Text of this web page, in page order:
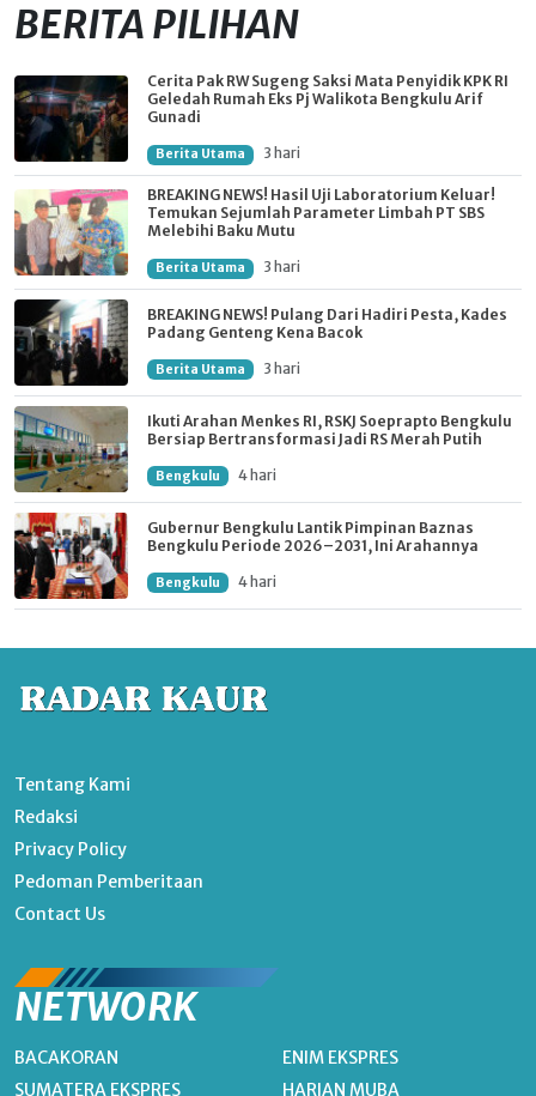
BERITA PILIHAN
Cerita Pak RW Sugeng Saksi Mata Penyidik KPK RI
Geledah Rumah Eks Pj Walikota Bengkulu Arif
Gunadi
Berita Utama 3 hari
BREAKING NEWS! Hasil Uji Laboratorium Keluar!
Temukan Sejumlah Parameter Limbah PT SBS
Melebihi Baku Mutu
Berita Utama 3 hari
BREAKING NEWS! Pulang Dari Hadiri Pesta, Kades
Padang Genteng Kena Bacok
Berita Utama 3 hari
Ikuti Arahan Menkes RI, RSKJ Soeprapto Bengkulu
Bersiap Bertransformasi Jadi RS Merah Putih
Bengkulu 4 hari
Gubernur Bengkulu Lantik Pimpinan Baznas
Bengkulu Periode 2026–2031, Ini Arahannya
Bengkulu 4 hari
Tentang Kami
Redaksi
Privacy Policy
Pedoman Pemberitaan
Contact Us
NETWORK
BACAKORAN
SUMATERA EKSPRES
ENIM EKSPRES
HARIAN MUBA